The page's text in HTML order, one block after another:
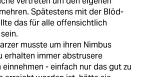
Spätestens mit der Blöd-
das für alle offensichtlich
musste um ihren Nimbus
erhalten immer abstrusere
- einfach nur das gut zu